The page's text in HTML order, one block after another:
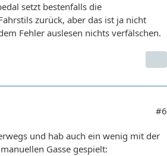
setzt bestenfalls die
zurück, aber das ist ja nicht
Fehler auslesen nichts verfälschen.
#6
und hab auch ein wenig mit der
Gasse gespielt: